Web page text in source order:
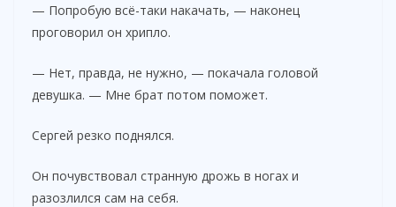
— Попробую всё-таки накачать, — наконец
проговорил он хрипло.
— Нет, правда, не нужно, — покачала головой
девушка. — Мне брат потом поможет.
Сергей резко поднялся.
Он почувствовал странную дрожь в ногах и
разозлился сам на себя.